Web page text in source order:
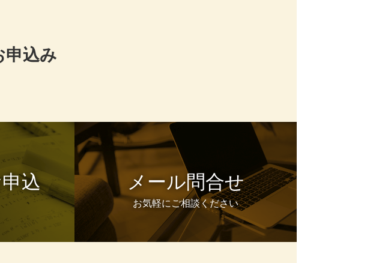
申込み
込 メール問合せ
お気軽にご相談ください